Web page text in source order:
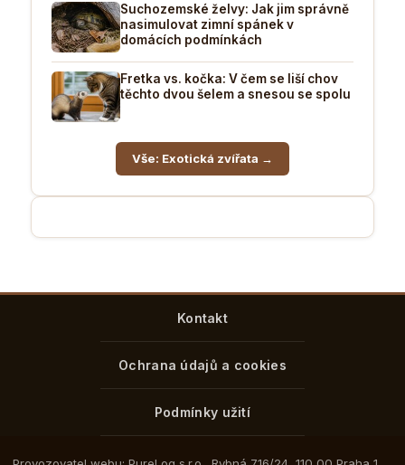
Suchozemské želvy: Jak jim správně
nasimulovat zimní spánek v
domácích podmínkách
Fretka vs. kočka: V čem se liší chov
těchto dvou šelem a snesou se spolu
Vše: Exotická zvířata →
Kontakt
Ochrana údajů a cookies
Podmínky užití